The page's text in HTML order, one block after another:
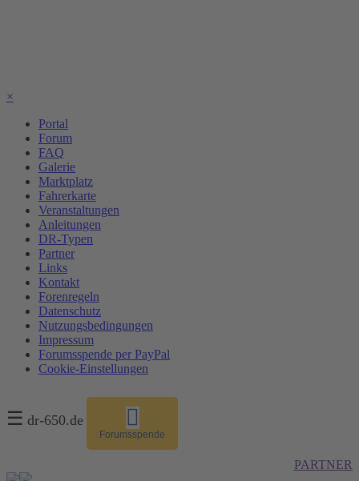
×
Portal
Forum
FAQ
Galerie
Marktplatz
Fahrerkarte
Veranstaltungen
Anleitungen
DR-Typen
Partner
Links
Kontakt
Forenregeln
Datenschutz
Nutzungsbedingungen
Impressum
Forumsspende per PayPal
Cookie-Einstellungen
☰ dr-650.de
Forumsspende
PARTNER